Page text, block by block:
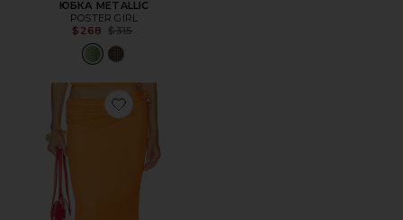
ЮБКА METALLIC
POSTER GIRL
$268
Previous price:
$315
Favorite ЮБКА YANISHA